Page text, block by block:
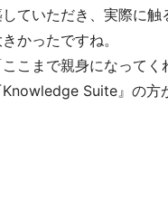
ていただき、実際に
かったですね。
ここまで親身になって
Knowledge Suite』の方